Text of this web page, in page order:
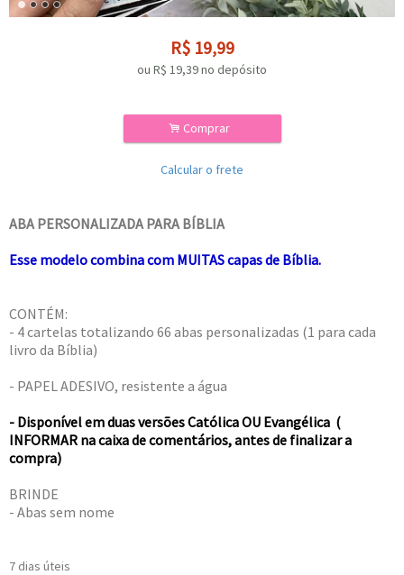
R$ 19,99
ou R$ 19,39no depósito
. Comprar
Calcular o frete
ABA PERSONALIZADA PARA BÍBLIA
Esse modelo combina com MUITAS capas de Bíblia.
CONTÉM:
- 4 cartelas totalizando 66 abas personalizadas (1 para cada
livro da Bíblia)
- PAPEL ADESIVO, resistente a água
- Disponível em duas versões Católica OU Evangélica (
INFORMAR na caixa de comentários, antes de finalizar a
compra)
BRINDE
- Abas sem nome
7 dias úteis